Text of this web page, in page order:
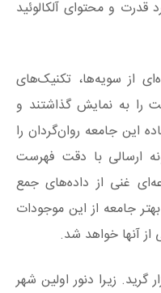
قدرت و محتوای آلکالوئید
از سویه‌ها، تکنیک‌های
به نمایش گذاشتند و
این جامعه روان‌گردان را
ارسالی با دقت فهرست‌
غنی از داده‌های جمع
جامعه از این موجودات
از آنها خواهد شد.
گرید. زیرا دنور اولین شهر